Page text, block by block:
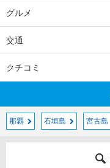
グルメ
交通
クチコミ
那覇 石垣島 宮古島